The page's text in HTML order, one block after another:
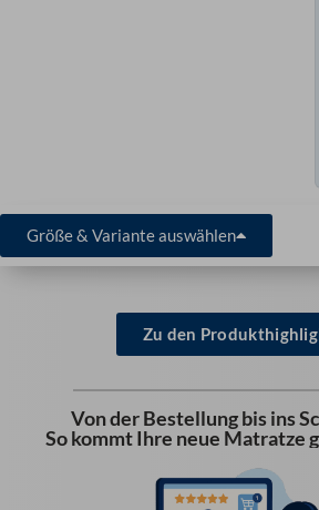
Größe & Variante auswählen
Zu den
Von der Bestellung bis ins
So kommt Ihre neue Matratze